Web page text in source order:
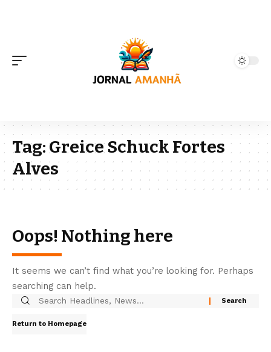
Tag:Greice Schuck Fortes
Alves
Oops! Nothing here
It seems we can’t find what you’re looking for. Perhaps
searching can help.
Return to Homepage